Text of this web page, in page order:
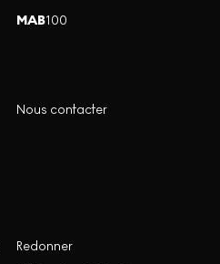
MAB100
Nous contacter
Redonner